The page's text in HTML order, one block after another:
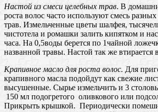
Настой из смеси целебных трав. В
роста волос часто используют смесь
трав. Измельченные цветы шалфея,
чистотела и ромашки залить кипятком и
часа. На 0,5воды берется по 1чайной
названной травы. Настой так же втирается
Крапивное масло для роста волос. Для
крапивного масла подойдут как свежие
высушенные. Сырье измельчить и 3
150 мл подогретого оливкового или
Прикрыть крышкой. Периодически